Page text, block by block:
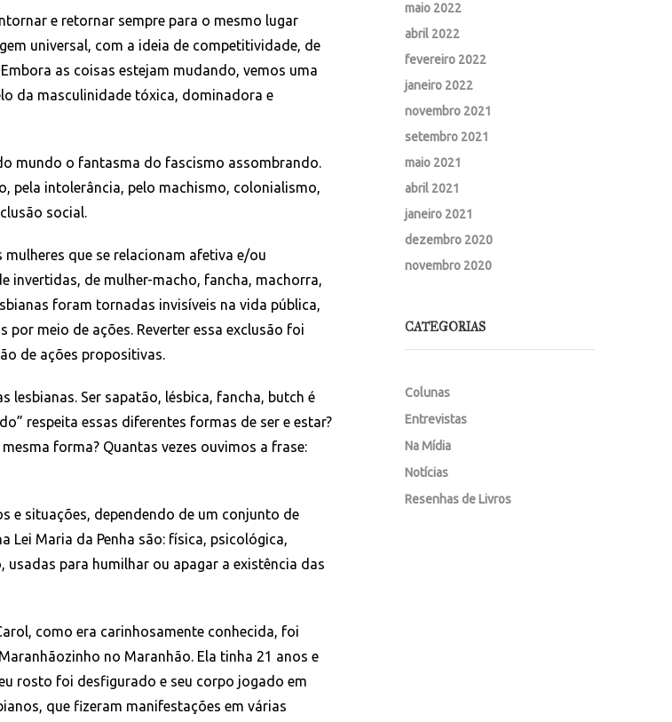
e retornar sempre para o mesmo lugar
universal, com a ideia de competitividade, de
as coisas estejam mudando, vemos uma
da masculinidade tóxica, dominadora e
mundo o fantasma do fascismo assombrando.
pela intolerância, pelo machismo, colonialismo,
social.
que se relacionam afetiva e/ou
invertidas, de mulher-macho, fancha, machorra,
foram tornadas invisíveis na vida pública,
meio de ações. Reverter essa exclusão foi
de ações propositivas.
Ser sapatão, lésbica, fancha, butch é
respeita essas diferentes formas de ser e estar?
forma? Quantas vezes ouvimos a frase:
e situações, dependendo de um conjunto de
Lei Maria da Penha são: física, psicológica,
para humilhar ou apagar a existência das
como era carinhosamente conhecida, foi
no Maranhão. Ela tinha 21 anos e
rosto foi desfigurado e seu corpo jogado em
que fizeram manifestações em várias
maio 2022
abril 2022
fevereiro 2022
janeiro 2022
novembro 2021
setembro 2021
maio 2021
abril 2021
janeiro 2021
dezembro 2020
novembro 2020
CATEGORIAS
Colunas
Entrevistas
Na Mídia
Notícias
Resenhas de Livros